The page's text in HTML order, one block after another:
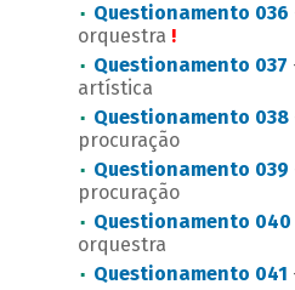
Questionamento 036
orquestra !
Questionamento 037
artística
Questionamento 038
procuração
Questionamento 039
procuração
Questionamento 040
orquestra
Questionamento 041